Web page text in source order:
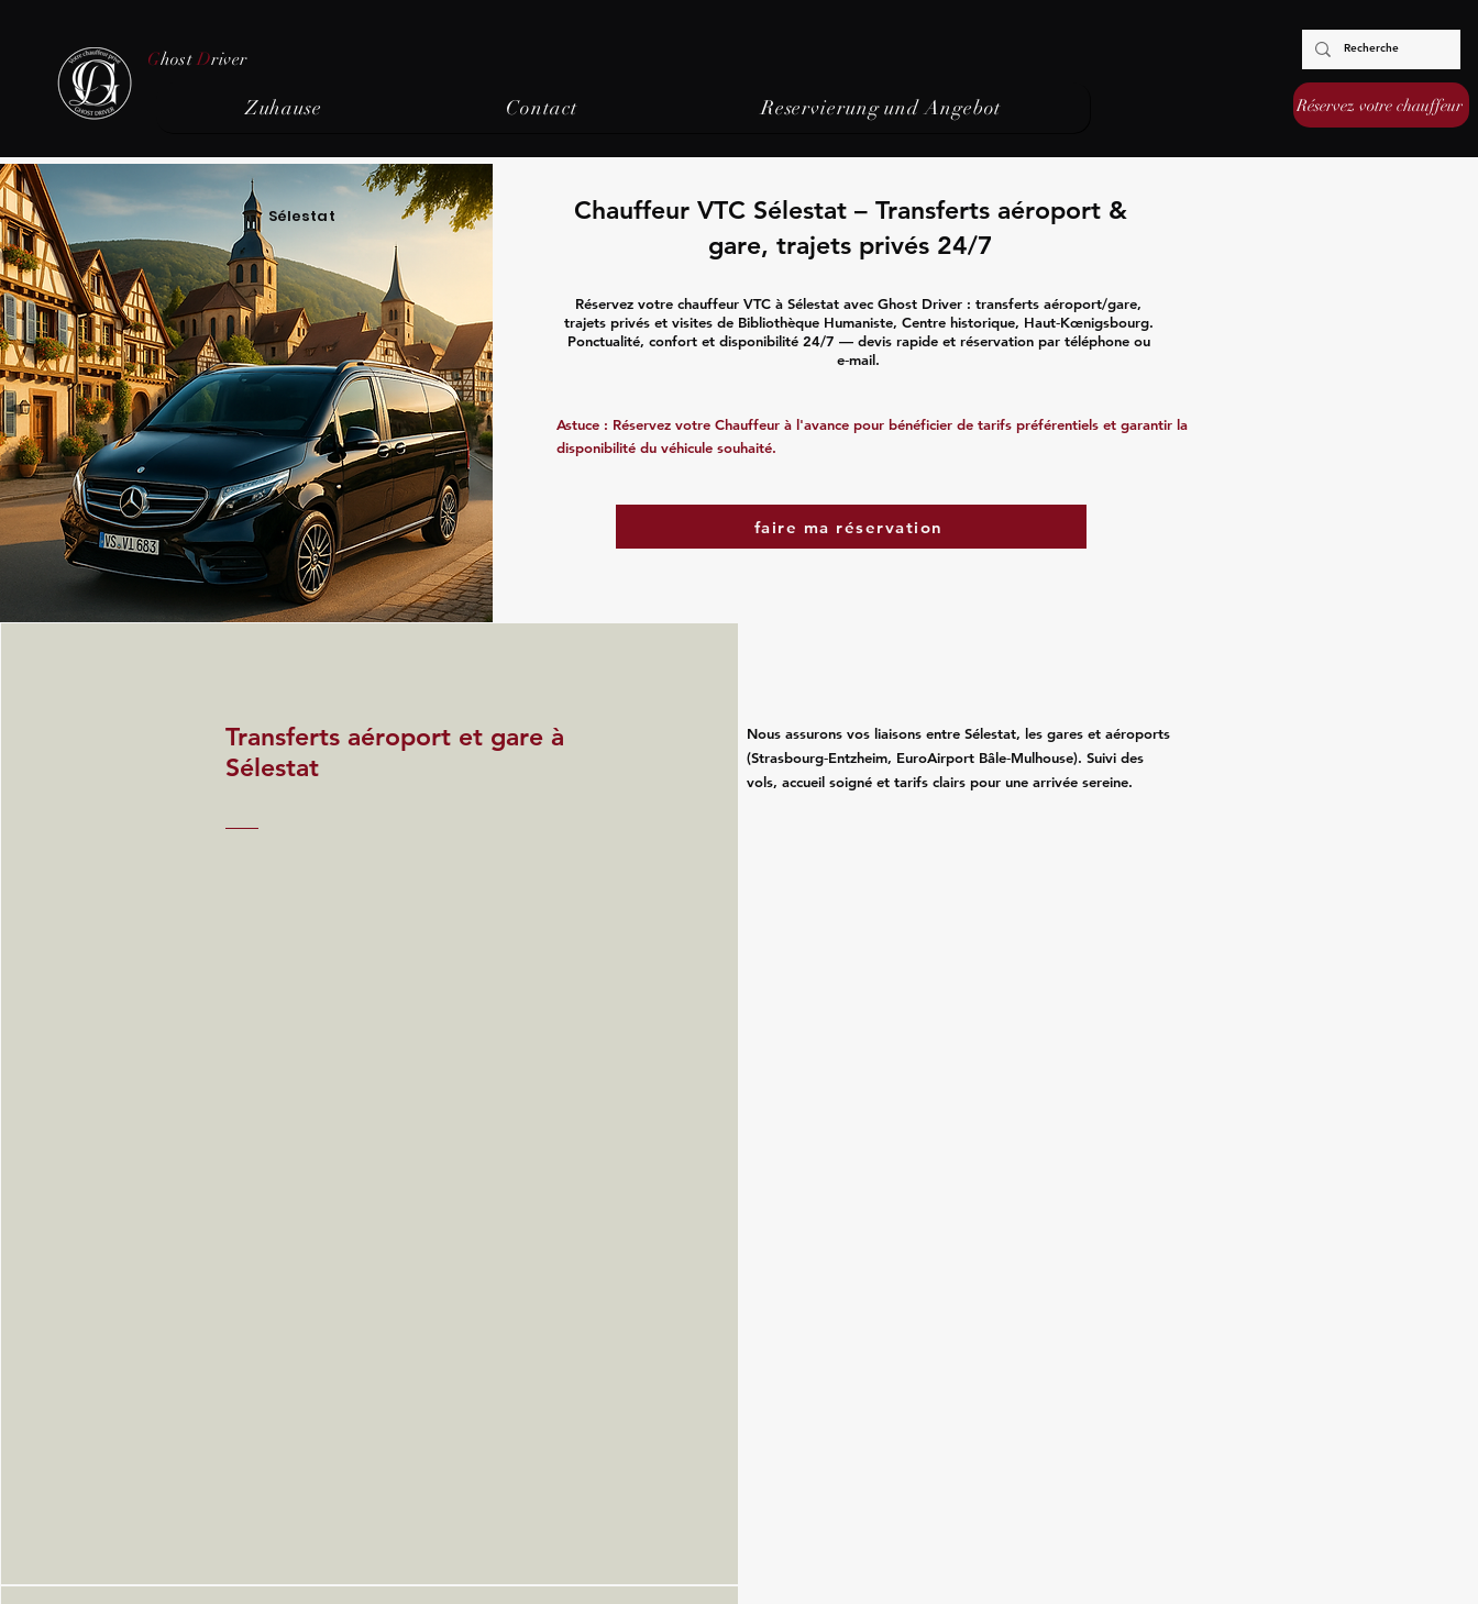
Ghost Driver
Zuhause Contact Reservierung und Angebot Réservez votre chauffeur
Sélestat
Chauffeur VTC Sélestat – Transferts aéroport &
gare, trajets privés 24/7
Réservez votre chauffeur VTC à Sélestat avec Ghost Driver : transferts aéroport/gare,
trajets privés et visites de Bibliothèque Humaniste, Centre historique, Haut‑Kœnigsbourg.
Ponctualité, confort et disponibilité 24/7 — devis rapide et réservation par téléphone ou
e‑mail.
Astuce : Réservez votre Chauffeur à l'avance pour bénéficier de tarifs préférentiels et garantir la
disponibilité du véhicule souhaité.
faire ma réservation
Transferts aéroport et gare à
Sélestat
Nous assurons vos liaisons entre Sélestat, les gares et aéroports
(Strasbourg‑Entzheim, EuroAirport Bâle‑Mulhouse). Suivi des
vols, accueil soigné et tarifs clairs pour une arrivée sereine.